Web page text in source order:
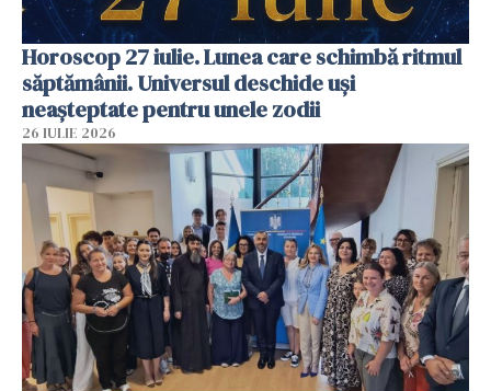
Horoscop 27 iulie. Lunea care schimbă ritmul
săptămânii. Universul deschide uși
neașteptate pentru unele zodii
26 IULIE 2026